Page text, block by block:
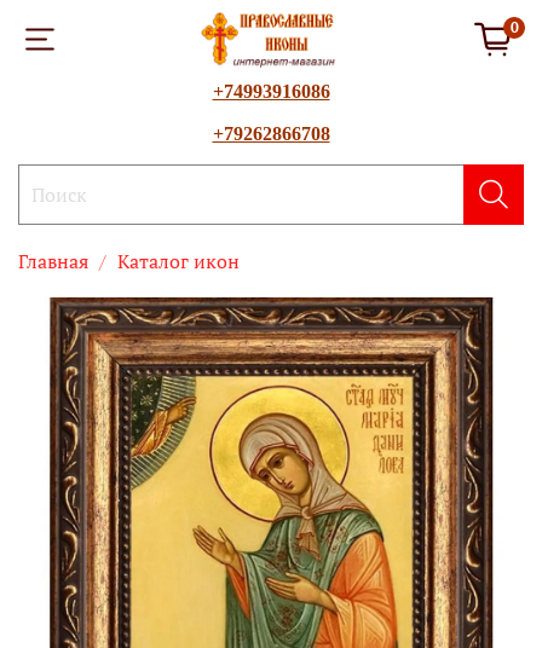
0
+74993916086
+79262866708
Главная Каталог икон